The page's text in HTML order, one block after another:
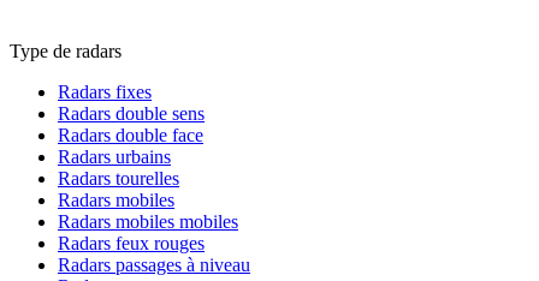
Type de radars
Radars fixes
Radars double sens
Radars double face
Radars urbains
Radars tourelles
Radars mobiles
Radars mobiles mobiles
Radars feux rouges
Radars passages à niveau